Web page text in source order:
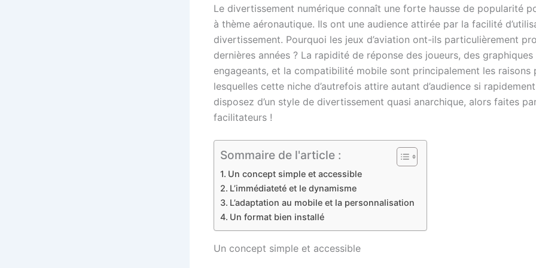
Le divertissement numérique connaît une forte hausse de popularité
à thème aéronautique. Ils ont une audience attirée par la facilité
divertissement. Pourquoi les jeux d’aviation ont-ils particulièrement
dernières années ? La rapidité de réponse des joueurs, des
engageants, et la compatibilité mobile sont principalement les raisons
lesquelles cette niche d’autrefois attire autant d’audience si
disposez d’un style de divertissement quasi anarchique, alors faites
facilitateurs !
Sommaire de l'article :
Un concept simple et accessible
L’immédiateté et le dynamisme
L’adaptation au mobile et la personnalisation
Un format bien installé
Un concept simple et accessible